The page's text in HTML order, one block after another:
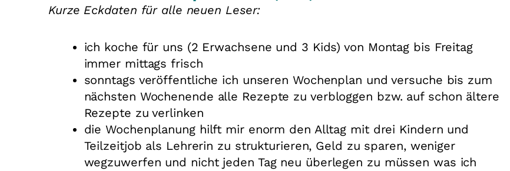
Kurze Eckdaten für alle neuen Leser:
ich koche für uns (2 Erwachsene und 3 Kids) von Montag bis Freitag
immer mittags frisch
sonntags veröffentliche ich unseren Wochenplan und versuche bis zum
nächsten Wochenende alle Rezepte zu verbloggen bzw. auf schon ältere
Rezepte zu verlinken
die Wochenplanung hilft mir enorm den Alltag mit drei Kindern und
Teilzeitjob als Lehrerin zu strukturieren, Geld zu sparen, weniger
wegzuwerfen und nicht jeden Tag neu überlegen zu müssen was ich